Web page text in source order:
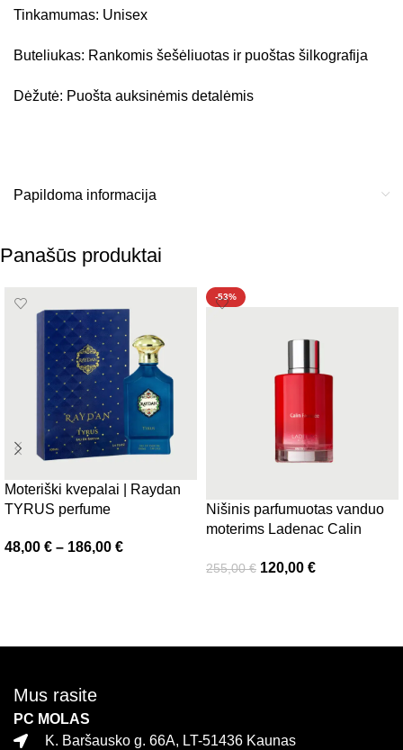
Tinkamumas: Unisex
Buteliukas: Rankomis šešėliuotas ir puoštas šilkografija
Dėžutė: Puošta auksinėmis detalėmis
Papildoma informacija
Panašūs produktai
Moteriški kvepalai | Raydan
TYRUS perfume
48,00 € – 186,00 €
-53%
Nišinis parfumuotas vanduo
moterims Ladenac Calin
255,00€ 120,00 €
Mus rasite
PC MOLAS
K. Baršausko g. 66A, LT-51436 Kaunas